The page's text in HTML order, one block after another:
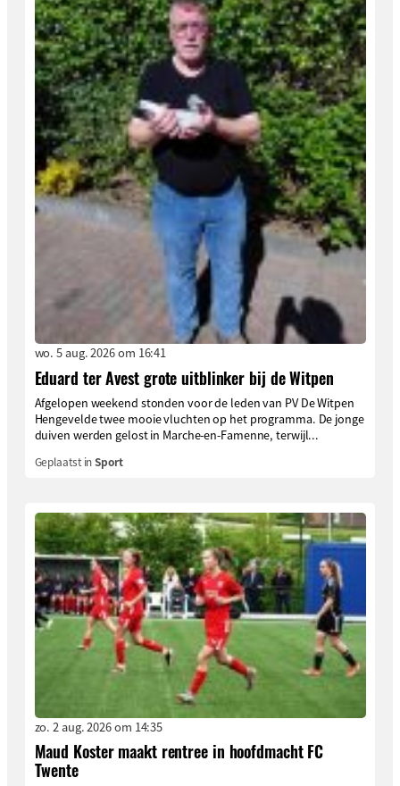
wo. 5 aug. 2026 om 16:41
Eduard ter Avest grote uitblinker bij de Witpen
Afgelopen weekend stonden voor de leden van PV De Witpen
Hengevelde twee mooie vluchten op het programma. De jonge
duiven werden gelost in Marche-en-Famenne, terwijl...
Geplaatst inSport
zo. 2 aug. 2026 om 14:35
Maud Koster maakt rentree in hoofdmacht FC
Twente